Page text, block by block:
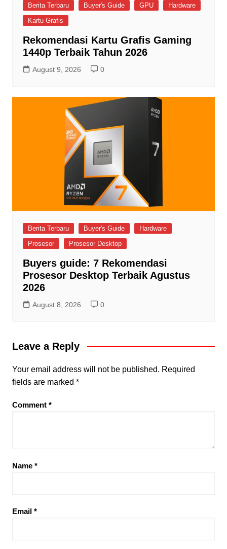
Berita Terbaru Buyer's Guide GPU
Hardware
Kartu Grafis
Rekomendasi Kartu Grafis Gaming
1440p Terbaik Tahun 2026
August 9, 2026 0
Berita Terbaru Buyer's Guide
Hardware
Prosesor
Prosesor Desktop
Buyers guide: 7 Rekomendasi
Prosesor Desktop Terbaik Agustus
2026
August 8, 2026 0
Leave a Reply
Your email address will not be published. Required
fields are marked *
Comment *
Name *
Email *